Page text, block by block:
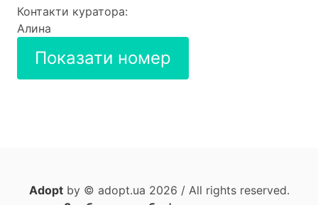
Контакти куратора:
Алина
Показати номер
Adoptby © adopt.ua 2026 / All rights reserved.